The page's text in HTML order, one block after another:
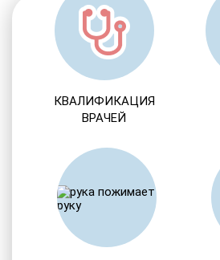
КВАЛИФИКАЦИЯ
ВРАЧЕЙ